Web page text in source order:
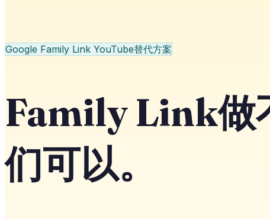
Google Family Link YouTube替代方案
Family Link做
们可以。